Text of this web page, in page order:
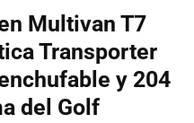
Multivan T7
Transporter
y 204
del Golf